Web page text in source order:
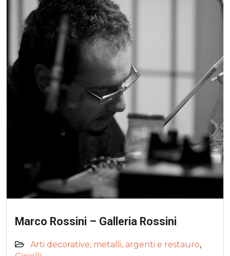
Marco Rossini – Galleria Rossini
Arti decorative, metalli, argenti e restauro,